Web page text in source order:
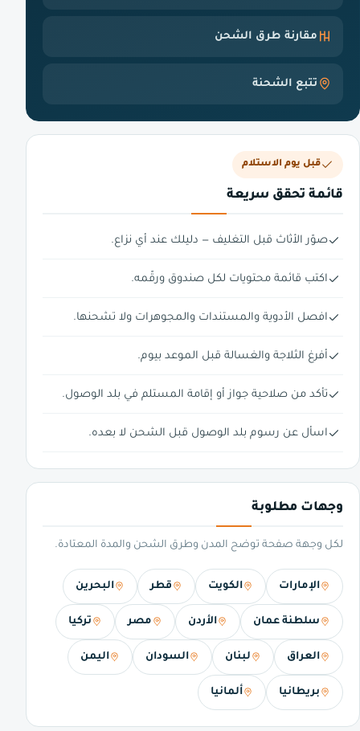
مقارنة طرق الشحن
تتبع الشحنة
قبل يوم الاستلام
قائمة تحقق سريعة
صوّر الأثاث قبل التغليف — دليلك عند أي نزاع.
اكتب قائمة محتويات لكل صندوق ورقّمه.
افصل الأدوية والمستندات والمجوهرات ولا تشحنها.
أفرغ الثلاجة والغسالة قبل الموعد بيوم.
تأكد من صلاحية جواز أو إقامة المستلم في بلد الوصول.
اسأل عن رسوم بلد الوصول قبل الشحن لا بعده.
وجهات مطلوبة
لكل وجهة صفحة توضح المدن وطرق الشحن والمدة المعتادة.
الإمارات الكويت قطر البحرين
سلطنة عمان الأردن مصر تركيا
العراق لبنان السودان اليمن
بريطانيا ألمانيا